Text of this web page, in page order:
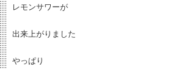
レモンサワーが
出来上がりました
やっぱり